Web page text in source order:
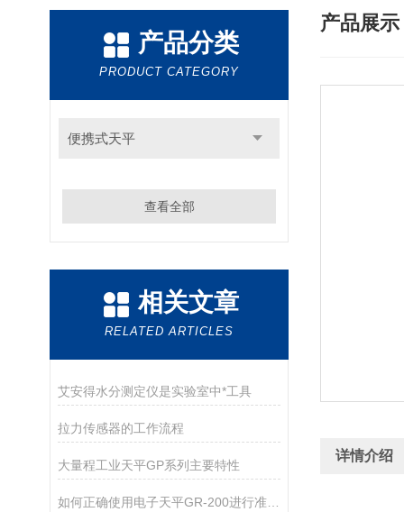
产品分类
PRODUCT CATEGORY
便携式天平
查看全部
相关文章
RELATED ARTICLES
艾安得水分测定仪是实验室中*工具
拉力传感器的工作流程
大量程工业天平GP系列主要特性
如何正确使用电子天平GR-200进行准确测量？
产品展示
详情介绍